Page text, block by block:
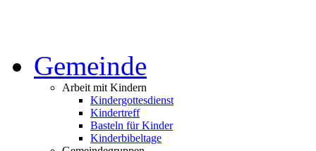
Gemeinde
Arbeit mit Kindern
Kindergottesdienst
Kindertreff
Basteln für Kinder
Kinderbibeltage